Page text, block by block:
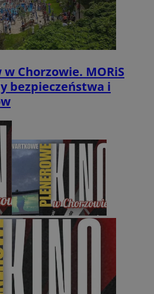
Chorzowie. MORiS
bezpieczeństwa i